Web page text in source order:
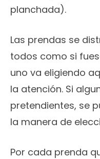
planchada).
Las prendas se
todos como si
uno va eligiendo
la atención. Si
pretendientes, se
la manera de
Por cada prenda